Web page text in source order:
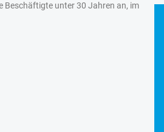
Beschäftigte unter 30 Jahren an, im